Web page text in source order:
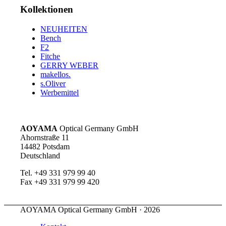
Kollektionen
NEUHEITEN
Bench
F2
Fitche
GERRY WEBER
makellos.
s.Oliver
Werbemittel
AOYAMA Optical Germany GmbH
Ahornstraße 11
14482 Potsdam
Deutschland
Tel. +49 331 979 99 40
Fax +49 331 979 99 420
AOYAMA Optical Germany GmbH · 2026